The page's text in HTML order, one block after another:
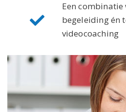
Een
begeleiding én
videocoaching